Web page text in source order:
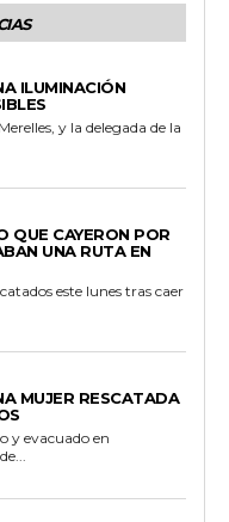
ILUMINACIÓN
y la delegada de la
QUE CAYERON POR
UNA RUTA EN
este lunes tras caer
MUJER RESCATADA
y evacuado en